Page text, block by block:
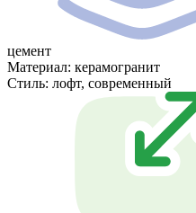
цемент
Материал: керамогранит
Стиль: лофт, современный